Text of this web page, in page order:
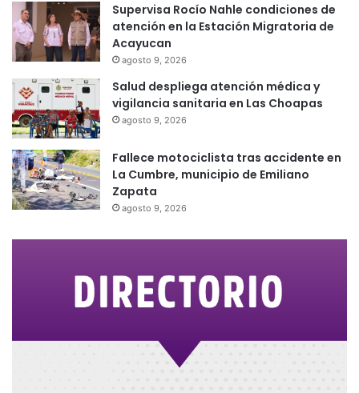
Supervisa Rocío Nahle condiciones de
atención en la Estación Migratoria de
Acayucan
agosto 9, 2026
Salud despliega atención médica y
vigilancia sanitaria en Las Choapas
agosto 9, 2026
Fallece motociclista tras accidente en
La Cumbre, municipio de Emiliano
Zapata
agosto 9, 2026